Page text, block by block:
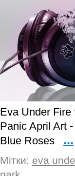
Eva Under
Panic April Art
Blue Roses ...
Мітки: eva